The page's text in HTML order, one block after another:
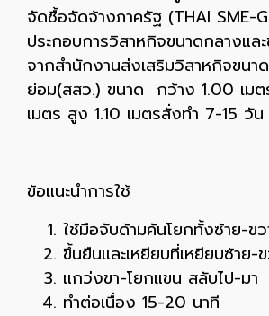
จัดซื้อจัดจ้างภาครัฐ (THAI SME-
ประกอบการวิสาหกิจขนาดกลางแล
จากสำนักงานส่งเสริมวิสาหกิจขนา
ย่อม(สสว.) ขนาด กว้าง 1.00 เม
เมตร สูง 1.10 เมตรสั่งทำ 7-15 วัน
ข้อแนะนำการใช้
ใช้มือจับด้ามคันโยกทั้งซ้าย-ขว
ขึ้นยืนและเหยียบที่เหยียบซ้าย-
แกว่งขา-โยกแขน สลับไป-มา
ทำต่อเนื่อง 15-20 นาที